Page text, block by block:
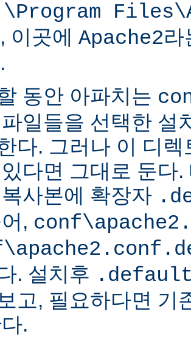
이곳에 Apache2라
동안 아파치는
일들을 선택한 설
다. 그러나 이 디
다면 그대로 둔다
사본에 확장자
,
. 설치후
고, 필요하다면 기
.